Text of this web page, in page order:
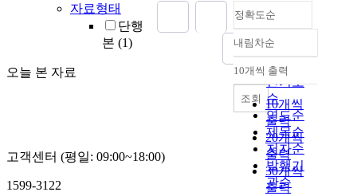
자료형태
단행
본 (1)
오늘 본 자료
정확도순
정확도
순
인기도
순
연도순
제목순
저자순
발행기
관순
내림차순
내림차순
10개씩 출력
10개씩
출력
20개씩
출력
30개씩
출력
조회
고객센터 (평일: 09:00~18:00)
1599-3122